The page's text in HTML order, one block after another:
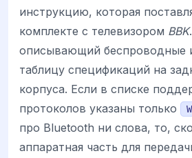
инструкцию, которая
комплекте с телевизором BBK
описывающий беспроводные
таблицу спецификаций на
корпуса. Если в списке
протоколов указаны только
про Bluetooth ни слова, то,
аппаратная часть для